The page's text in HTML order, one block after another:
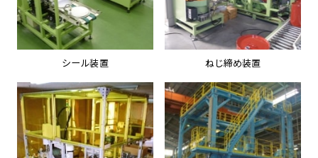
シール装置 ねじ締め装置